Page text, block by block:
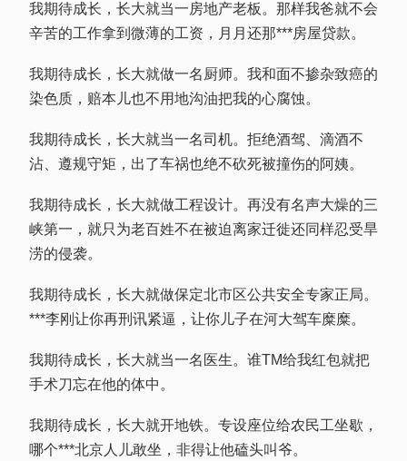
我期待成长，长大就当一房地产老板。那样我爸就不会
辛苦的工作拿到微薄的工资，月月还那***房屋贷款。
我期待成长，长大就做一名厨师。我和面不掺杂致癌的
染色质，赔本儿也不用地沟油把我的心腐蚀。
我期待成长，长大就当一名司机。拒绝酒驾、滴酒不
沾、遵规守矩，出了车祸也绝不砍死被撞伤的阿姨。
我期待成长，长大就做工程设计。再没有名声大燥的三
峡第一，就只为老百姓不在被迫离家迁徙还同样忍受旱
涝的侵袭。
我期待成长，长大就做保定北市区公共安全专家正局。
***李刚让你再刑讯紧逼，让你儿子在河大驾车糜糜。
我期待成长，长大就当一名医生。谁TM给我红包就把
手术刀忘在他的体中。
我期待成长，长大就开地铁。专设座位给农民工坐歇，
哪个***北京人儿敢坐，非得让他磕头叫爷。